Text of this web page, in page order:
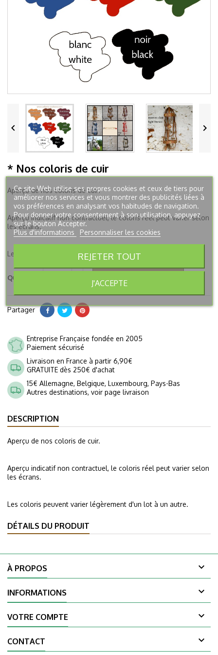
 
* Nos coloris de cuir
Aperçu de nos coloris de cuir.
Aperçu indicatif non contractuel, le coloris réel peut varier selon
les écrans.
Les coloris peuvent varier légèrement d'un lot à un autre.
Quantité
Partager
Entreprise Française fondée en 2005
Paiement sécurisé
Livraison en France à partir 6,90€
GRATUITE dès 250€ d'achat
15€ Allemagne, Belgique, Luxembourg, Pays-Bas
Autres destinations, voir page livraison
DESCRIPTION
Aperçu de nos coloris de cuir.
Aperçu indicatif non contractuel, le coloris réel peut varier selon
les écrans.
Les coloris peuvent varier légèrement d'un lot à un autre.
DÉTAILS DU PRODUIT
À PROPOS 
INFORMATIONS 
VOTRE COMPTE 
CONTACT 
Ce site Web utilise ses propres cookies et ceux de tiers pour
améliorer nos services et vous montrer des publicités liées à
vos préférences en analysant vos habitudes de navigation.
Pour donner votre consentement à son utilisation, appuyez
sur le bouton Accepter.
Plus d'informations
Personnaliser les cookies
REJETER TOUT
J'ACCEPTE